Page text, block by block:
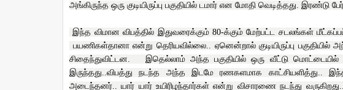
அங்கிருந்த ஒரு குடியிருப்பு பகுதியில் டமார் என மோதி வெடித்தது. இரண்டு
இந்த விமான விபத்தில் இதுவரைக்கும் 80-க்கும் மேற்பட்ட சடலங்கள்
பயணிகள்தானா என்று தெரியவில்லை.. ஏனென்றால் குடியிருப்பு பகுதியில்
சிதைந்துவிட்டன.
இதெல்லாம் அந்த பகுதியில் ஒரு வீட்டு மொட்டையில்
இருந்தது..விபத்து நடந்த அந்த இடமே ரணகளமாக காட்சியளித்து..
அடைந்தனர்.. யார் யார் உயிரிழந்தார்கள் என்று விசாரணை நடந்து